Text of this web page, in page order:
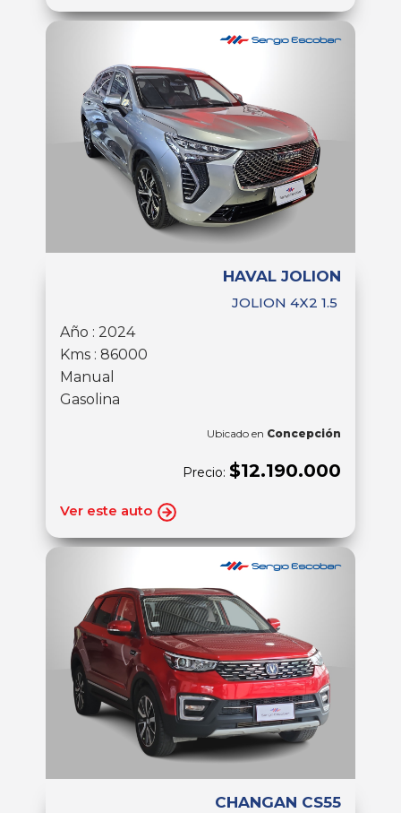
HAVAL JOLION
JOLION 4X2 1.5
Año : 2024
Kms : 86000
Manual
Gasolina
Ubicado en Concepción
Precio: $12.190.000
Ver este auto
CHANGAN CS55